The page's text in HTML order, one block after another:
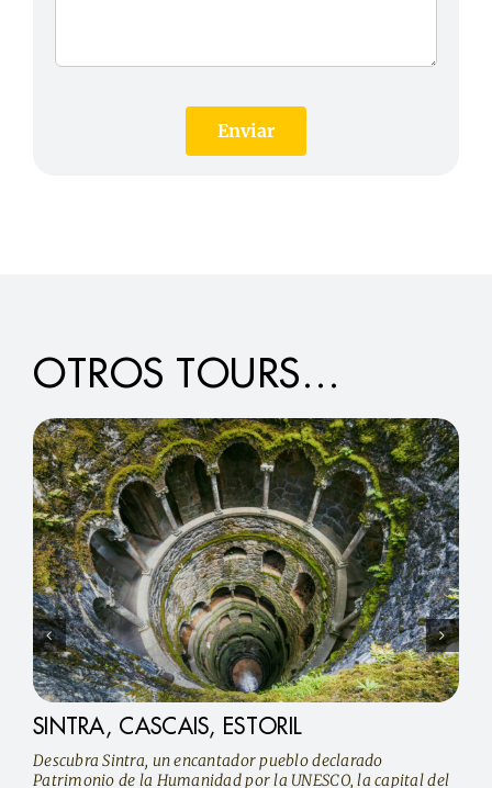
Enviar
OTROS TOURS…
SINTRA, CASCAIS, ESTORIL
Descubra Sintra, un encantador pueblo declarado
Patrimonio de la Humanidad por la UNESCO, la capital del